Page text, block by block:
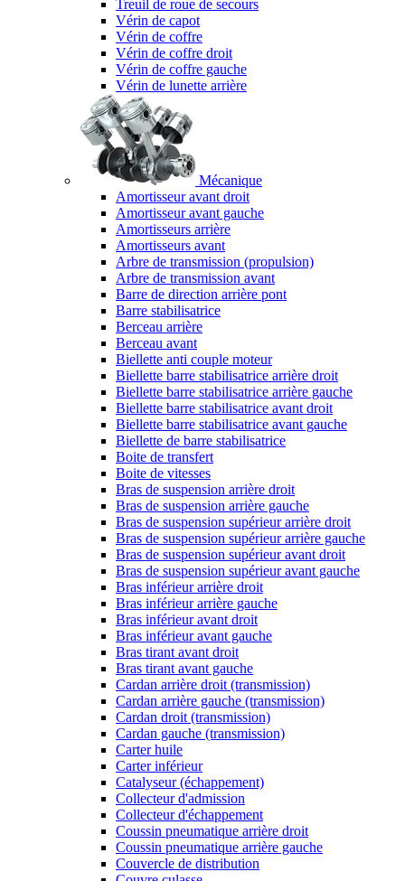
Treuil de roue de secours
Vérin de capot
Vérin de coffre
Vérin de coffre droit
Vérin de coffre gauche
Vérin de lunette arrière
Mécanique
Amortisseur avant droit
Amortisseur avant gauche
Amortisseurs arrière
Amortisseurs avant
Arbre de transmission (propulsion)
Arbre de transmission avant
Barre de direction arrière pont
Barre stabilisatrice
Berceau arrière
Berceau avant
Biellette anti couple moteur
Biellette barre stabilisatrice arrière droit
Biellette barre stabilisatrice arrière gauche
Biellette barre stabilisatrice avant droit
Biellette barre stabilisatrice avant gauche
Biellette de barre stabilisatrice
Boite de transfert
Boite de vitesses
Bras de suspension arrière droit
Bras de suspension arrière gauche
Bras de suspension supérieur arrière droit
Bras de suspension supérieur arrière gauche
Bras de suspension supérieur avant droit
Bras de suspension supérieur avant gauche
Bras inférieur arrière droit
Bras inférieur arrière gauche
Bras inférieur avant droit
Bras inférieur avant gauche
Bras tirant avant droit
Bras tirant avant gauche
Cardan arrière droit (transmission)
Cardan arrière gauche (transmission)
Cardan droit (transmission)
Cardan gauche (transmission)
Carter huile
Carter inférieur
Catalyseur (échappement)
Collecteur d'admission
Collecteur d'échappement
Coussin pneumatique arrière droit
Coussin pneumatique arrière gauche
Couvercle de distribution